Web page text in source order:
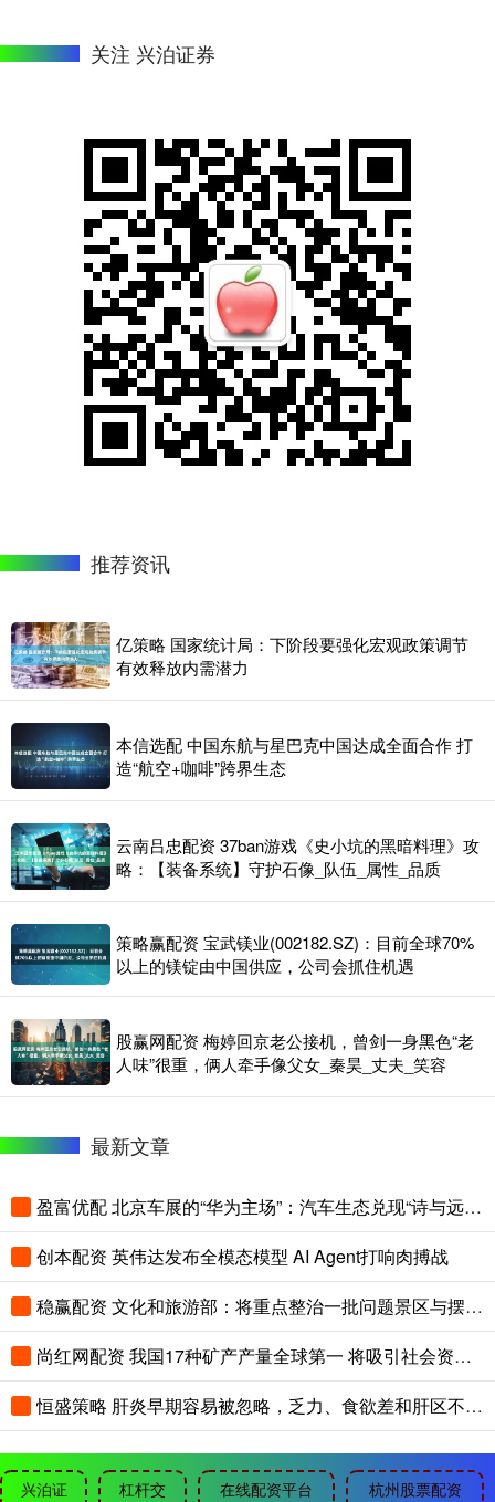
关注 兴泊证券
推荐资讯
亿策略 国家统计局：下阶段要强化宏观政策调节
有效释放内需潜力
本信选配 中国东航与星巴克中国达成全面合作 打
造“航空+咖啡”跨界生态
云南吕忠配资 37ban游戏《史小坑的黑暗料理》攻
略：【装备系统】守护石像_队伍_属性_品质
策略赢配资 宝武镁业(002182.SZ)：目前全球70%
以上的镁锭由中国供应，公司会抓住机遇
股赢网配资 梅婷回京老公接机，曾剑一身黑色“老
人味”很重，俩人牵手像父女_秦昊_丈夫_笑容
最新文章
盈富优配 北京车展的“华为主场”：汽车生态兑现“诗与远方”
创本配资 英伟达发布全模态模型 AI Agent打响肉搏战
稳赢配资 文化和旅游部：将重点整治一批问题景区与摆渡车
尚红网配资 我国17种矿产产量全球第一 将吸引社会资本参与找矿
恒盛策略 肝炎早期容易被忽略，乏力、食欲差和肝区不适别轻看
兴泊证
杠杆交
在线配资平台
杭州股票配资